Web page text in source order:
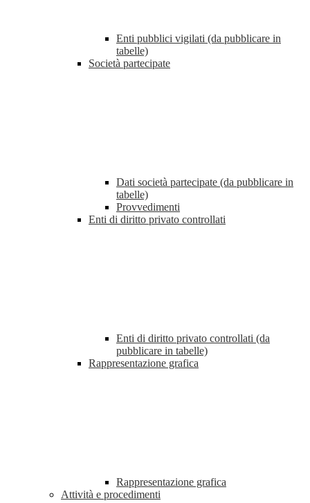
Enti pubblici vigilati (da pubblicare in
tabelle)
Società partecipate
Dati società partecipate (da pubblicare in
tabelle)
Provvedimenti
Enti di diritto privato controllati
Enti di diritto privato controllati (da
pubblicare in tabelle)
Rappresentazione grafica
Rappresentazione grafica
Attività e procedimenti